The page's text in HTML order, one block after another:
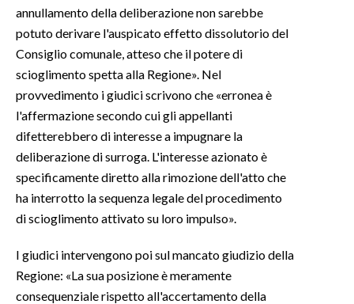
annullamento della deliberazione non sarebbe
potuto derivare l'auspicato effetto dissolutorio del
Consiglio comunale, atteso che il potere di
scioglimento spetta alla Regione». Nel
provvedimento i giudici scrivono che «erronea è
l'affermazione secondo cui gli appellanti
difetterebbero di interesse a impugnare la
deliberazione di surroga. L'interesse azionato è
specificamente diretto alla rimozione dell'atto che
ha interrotto la sequenza legale del procedimento
di scioglimento attivato su loro impulso».
I giudici intervengono poi sul mancato giudizio della
Regione: «La sua posizione è meramente
consequenziale rispetto all'accertamento della